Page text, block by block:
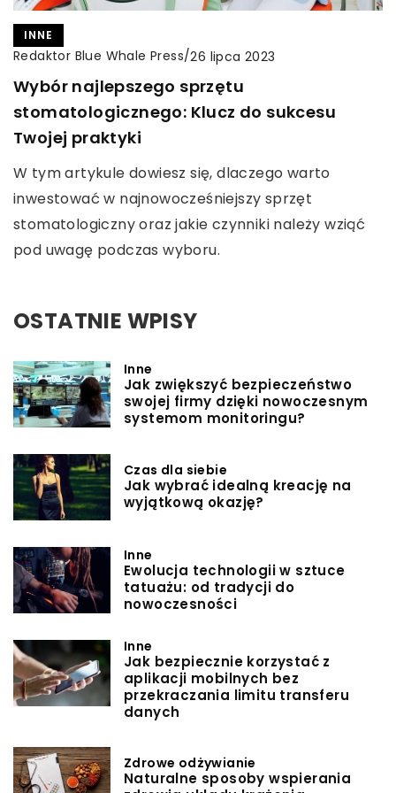
INNE
Redaktor Blue Whale Press/26 lipca 2023
Wybór najlepszego sprzętu
stomatologicznego: Klucz do sukcesu
Twojej praktyki
W tym artykule dowiesz się, dlaczego warto
inwestować w najnowocześniejszy sprzęt
stomatologiczny oraz jakie czynniki należy wziąć
pod uwagę podczas wyboru.
OSTATNIE WPISY
Inne
Jak zwiększyć bezpieczeństwo
swojej firmy dzięki nowoczesnym
systemom monitoringu?
Czas dla siebie
Jak wybrać idealną kreację na
wyjątkową okazję?
Inne
Ewolucja technologii w sztuce
tatuażu: od tradycji do
nowoczesności
Inne
Jak bezpiecznie korzystać z
aplikacji mobilnych bez
przekraczania limitu transferu
danych
Zdrowe odżywianie
Naturalne sposoby wspierania